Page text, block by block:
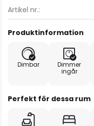
Artikel nr.:
Produktinformation
Dimbar
Dimmer
ingår
Perfekt för dessa rum